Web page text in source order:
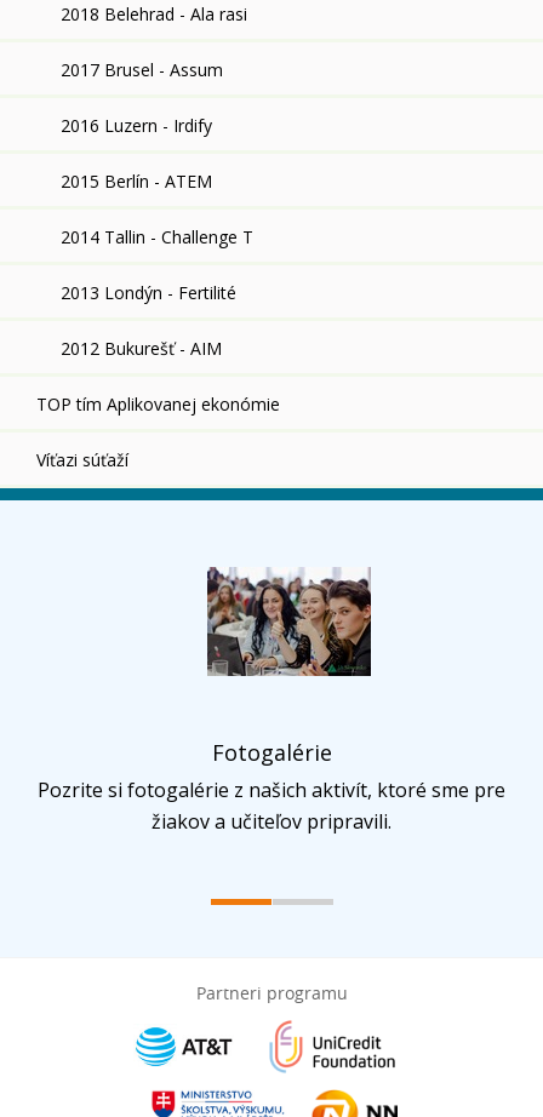
2018 Belehrad - Ala rasi
2017 Brusel - Assum
2016 Luzern - Irdify
2015 Berlín - ATEM
2014 Tallin - Challenge T
2013 Londýn - Fertilité
2012 Bukurešť - AIM
TOP tím Aplikovanej ekonómie
Víťazi súťaží
Fotogalérie
Pozrite si fotogalérie z našich aktivít, ktoré sme pre
žiakov a učiteľov pripravili.
Partneri programu